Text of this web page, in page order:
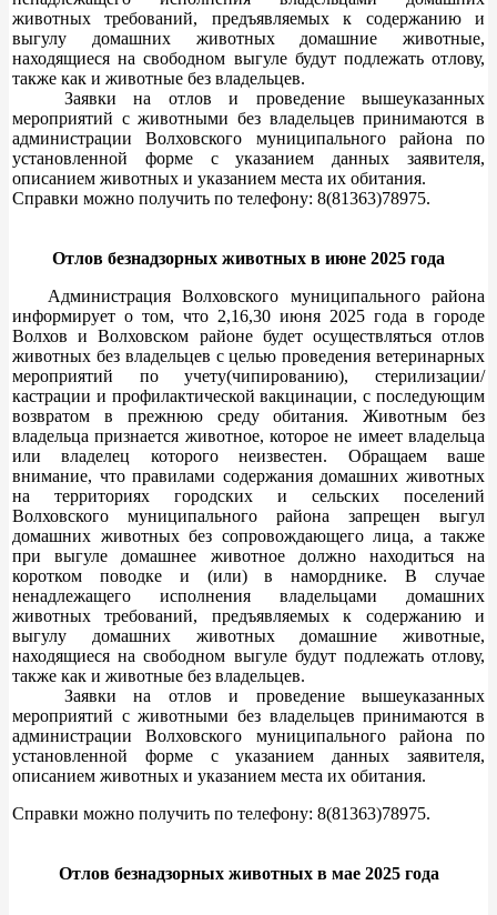
животных требований, предъявляемых к содержанию и
выгулу домашних животных домашние животные,
находящиеся на свободном выгуле будут подлежать отлову,
также как и животные без владельцев.
Заявки на отлов и проведение вышеуказанных
мероприятий с животными без владельцев принимаются в
администрации Волховского муниципального района по
установленной форме с указанием данных заявителя,
описанием животных и указанием места их обитания.
Справки можно получить по телефону: 8(81363)78975.
Отлов безнадзорных животных в июне 2025 года
Администрация Волховского муниципального района
информирует о том, что 2,16,30 июня 2025 года в городе
Волхов и Волховском районе будет осуществляться отлов
животных без владельцев с целью проведения ветеринарных
мероприятий по учету(чипированию), стерилизации/
кастрации и профилактической вакцинации, с последующим
возвратом в прежнюю среду обитания. Животным без
владельца признается животное, которое не имеет владельца
или владелец которого неизвестен. Обращаем ваше
внимание, что правилами содержания домашних животных
на территориях городских и сельских поселений
Волховского муниципального района запрещен выгул
домашних животных без сопровождающего лица, а также
при выгуле домашнее животное должно находиться на
коротком поводке и (или) в наморднике. В случае
ненадлежащего исполнения владельцами домашних
животных требований, предъявляемых к содержанию и
выгулу домашних животных домашние животные,
находящиеся на свободном выгуле будут подлежать отлову,
также как и животные без владельцев.
Заявки на отлов и проведение вышеуказанных
мероприятий с животными без владельцев принимаются в
администрации Волховского муниципального района по
установленной форме с указанием данных заявителя,
описанием животных и указанием места их обитания.
Справки можно получить по телефону: 8(81363)78975.
Отлов безнадзорных животных в мае 2025 года